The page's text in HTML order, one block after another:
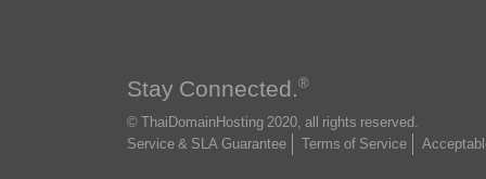
Stay Connected.®
© ThaiDomainHosting 2020, all rights reserved.
Service & SLA Guarantee
Terms of Service